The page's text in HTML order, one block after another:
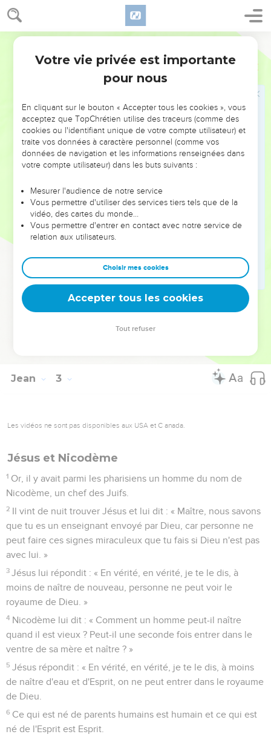
Jean 2
commerce. »
Ses disciples se souvinrent qu'il est écrit : Le zèle de ta
maison me dévore.
Les Juifs prirent la parole et lui dirent : « Quel signe nous
montres-tu, pour agir de cette manière ? »
Jésus leur répondit : « Détruisez ce temple et en 3 jours je
le relèverai. »
Les Juifs dirent : « Il a fallu 46 ans pour construire ce
temple et toi, en 3 jours tu le relèverais ! »
Cependant, lui parlait du temple de son corps.
souvinrent qu'il avait dit cela et ils crurent à l'Ecriture et à la
parole que Jésus avait dite.
Jésus connaît bien le cœur humain
Pendant que Jésus était à Jérusalem, lors de la fête de la
Pâque, beaucoup crurent en lui en voyant les signes
miraculeux qu'il faisait.
Mais Jésus n'avait pas confiance en eux, parce qu'il les
Jean 3
Les vidéos ne sont pas disponibles aux USA et C anada.
Jésus et Nicodème
1 Or, il y avait parmi les pharisiens un homme du nom de
Nicodème, un chef des Juifs.
2 Il vint de nuit trouver Jésus et lui dit : « Maître, nous savons
que tu es un enseignant envoyé par Dieu, car personne ne
peut faire ces signes miraculeux que tu fais si Dieu n'est pas
avec lui. »
3 Jésus lui répondit : « En vérité, en vérité, je te le dis, à
moins de naître de nouveau, personne ne peut voir le
royaume de Dieu. »
4 Nicodème lui dit : « Comment un homme peut-il naître
quand il est vieux ? Peut-il une seconde fois entrer dans le
ventre de sa mère et naître ? »
5 Jésus répondit : « En vérité, en vérité, je te le dis, à moins
de naître d'eau et d'Esprit, on ne peut entrer dans le royaume
de Dieu.
6 Ce qui est né de parents humains est humain et ce qui est
né de l'Esprit est Esprit.
Votre vie privée est importante
pour nous
En cliquant sur le bouton « Accepter tous les cookies », vous
acceptez que TopChrétien utilise des traceurs (comme des
cookies ou l'identifiant unique de votre compte utilisateur) et
traite vos données à caractère personnel (comme vos
données de navigation et les informations renseignées dans
votre compte utilisateur) dans les buts suivants :
Mesurer l'audience de notre service
Vous permettre d'utiliser des services tiers tels que de la
vidéo, des cartes du monde…
Vous permettre d'entrer en contact avec notre service de
relation aux utilisateurs.
Choisir mes cookies
Accepter tous les cookies
Tout refuser